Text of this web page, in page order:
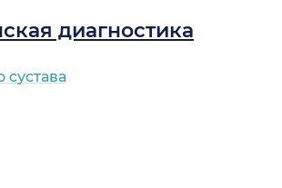
диагностика
сустава